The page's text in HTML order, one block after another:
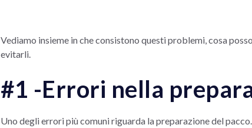
Vediamo insieme in che consistono questi problemi, cosa
evitarli.
#1 -Errori nella
Uno degli errori più comuni riguarda la preparazione del